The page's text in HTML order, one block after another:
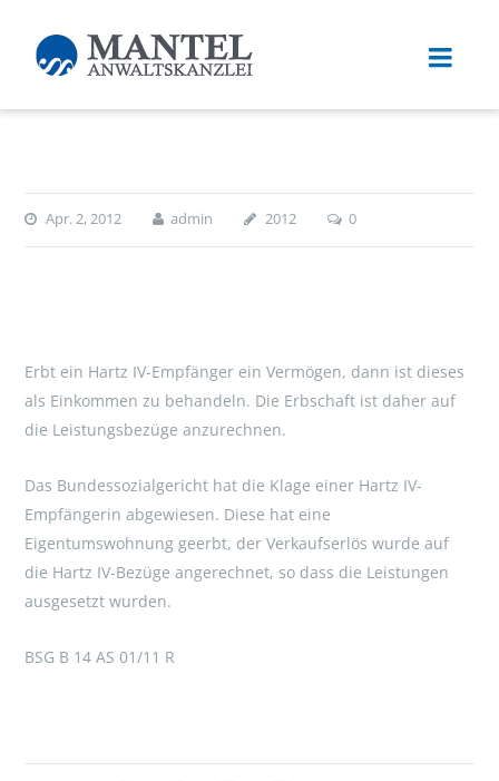
Apr. 2, 2012 admin 2012 0
Erbt ein Hartz IV-Empfänger ein Vermögen, dann ist dieses
als Einkommen zu behandeln. Die Erbschaft ist daher auf
die Leistungsbezüge anzurechnen.
Das Bundessozialgericht hat die Klage einer Hartz IV-
Empfängerin abgewiesen. Diese hat eine
Eigentumswohnung geerbt, der Verkaufserlös wurde auf
die Hartz IV-Bezüge angerechnet, so dass die Leistungen
ausgesetzt wurden.
BSG B 14 AS 01/11 R